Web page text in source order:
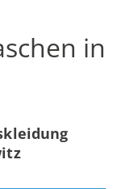
in